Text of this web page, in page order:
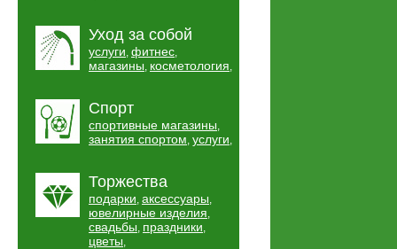
Уход за собой
услуги, фитнес,
магазины, косметология,
Спорт
спортивные магазины,
занятия спортом, услуги,
Торжества
подарки, аксессуары,
ювелирные изделия,
свадьбы, праздники,
цветы,